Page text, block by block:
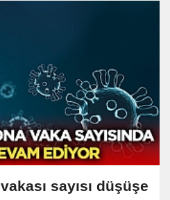
sayısı düşüşe